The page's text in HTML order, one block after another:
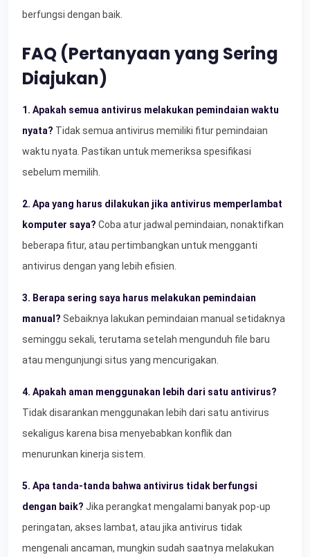
berfungsi dengan baik.
FAQ (Pertanyaan yang Sering
Diajukan)
1. Apakah semua antivirus melakukan pemindaian waktu
nyata? Tidak semua antivirus memiliki fitur pemindaian
waktu nyata. Pastikan untuk memeriksa spesifikasi
sebelum memilih.
2. Apa yang harus dilakukan jika antivirus memperlambat
komputer saya? Coba atur jadwal pemindaian, nonaktifkan
beberapa fitur, atau pertimbangkan untuk mengganti
antivirus dengan yang lebih efisien.
3. Berapa sering saya harus melakukan pemindaian
manual? Sebaiknya lakukan pemindaian manual setidaknya
seminggu sekali, terutama setelah mengunduh file baru
atau mengunjungi situs yang mencurigakan.
4. Apakah aman menggunakan lebih dari satu antivirus?
Tidak disarankan menggunakan lebih dari satu antivirus
sekaligus karena bisa menyebabkan konflik dan
menurunkan kinerja sistem.
5. Apa tanda-tanda bahwa antivirus tidak berfungsi
dengan baik? Jika perangkat mengalami banyak pop-up
peringatan, akses lambat, atau jika antivirus tidak
mengenali ancaman, mungkin sudah saatnya melakukan